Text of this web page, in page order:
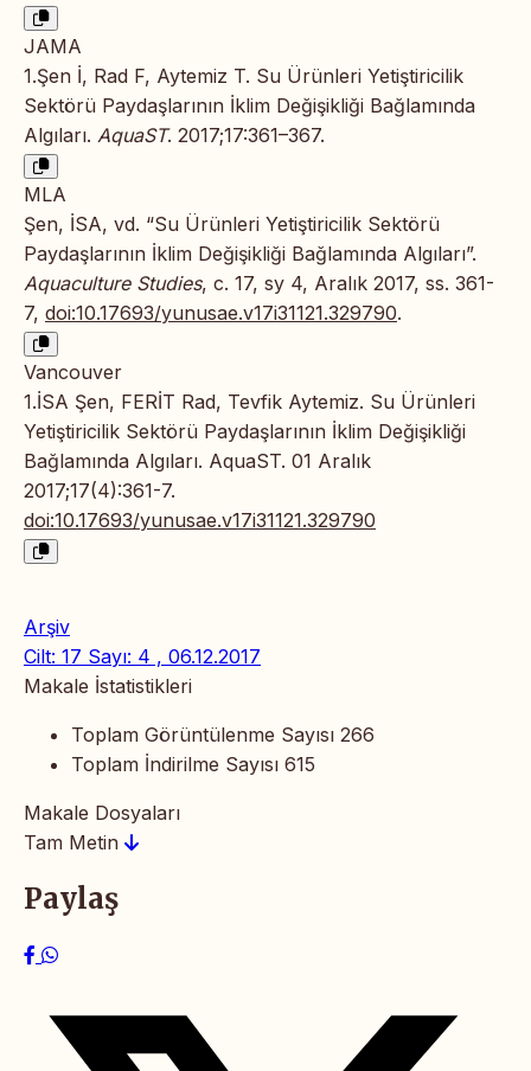
JAMA
1.Şen İ, Rad F, Aytemiz T. Su Ürünleri Yetiştiricilik
Sektörü Paydaşlarının İklim Değişikliği Bağlamında
Algıları. AquaST. 2017;17:361–367.
MLA
Şen, İSA, vd. “Su Ürünleri Yetiştiricilik Sektörü
Paydaşlarının İklim Değişikliği Bağlamında Algıları”.
Aquaculture Studies, c. 17, sy 4, Aralık 2017, ss. 361-
7, doi:10.17693/yunusae.v17i31121.329790.
Vancouver
1.İSA Şen, FERİT Rad, Tevfik Aytemiz. Su Ürünleri
Yetiştiricilik Sektörü Paydaşlarının İklim Değişikliği
Bağlamında Algıları. AquaST. 01 Aralık
2017;17(4):361-7.
doi:10.17693/yunusae.v17i31121.329790
Arşiv
Cilt: 17 Sayı: 4 , 06.12.2017
Makale İstatistikleri
Toplam Görüntülenme Sayısı 266
Toplam İndirilme Sayısı 615
Makale Dosyaları
Tam Metin
Paylaş